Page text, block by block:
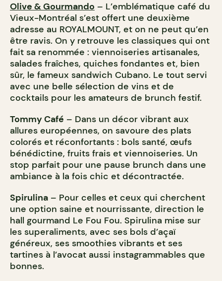
Olive & Gourmando – L’emblématique café du
Vieux-Montréal s’est offert une deuxième
adresse au ROYALMOUNT, et on ne peut qu’en
être ravis. On y retrouve les classiques qui ont
fait sa renommée : viennoiseries artisanales,
salades fraîches, quiches fondantes et, bien
sûr, le fameux sandwich Cubano. Le tout servi
avec une belle sélection de vins et de
cocktails pour les amateurs de brunch festif.
Tommy Café – Dans un décor vibrant aux
allures européennes, on savoure des plats
colorés et réconfortants : bols santé, œufs
bénédictine, fruits frais et viennoiseries. Un
stop parfait pour une pause brunch dans une
ambiance à la fois chic et décontractée.
Spirulina – Pour celles et ceux qui cherchent
une option saine et nourrissante, direction le
hall gourmand Le Fou Fou. Spirulina mise sur
les superaliments, avec ses bols d’açaï
généreux, ses smoothies vibrants et ses
tartines à l’avocat aussi instagrammables que
bonnes.